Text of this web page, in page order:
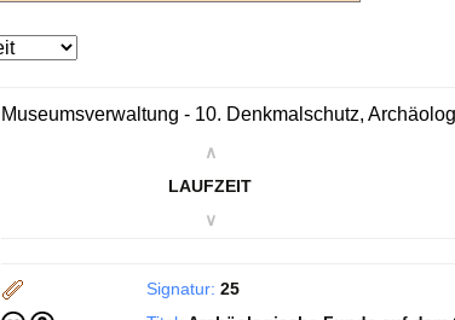
Museumsverwaltung - 10. Denkmalschutz,
∧
LAUFZEIT
∨
Signatur: 25